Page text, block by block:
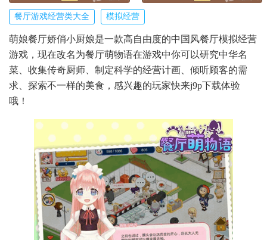
餐厅游戏经营类大全 模拟经营
萌娘餐厅娇俏小厨娘是一款高自由度的中国风餐厅模拟经营
游戏，现在改名为餐厅萌物语在游戏中你可以研究中华名
菜、收集传奇厨师、制定科学的经营计画、倾听顾客的需
求、探索不一样的美食，感兴趣的玩家快来j9p下载体验
哦！